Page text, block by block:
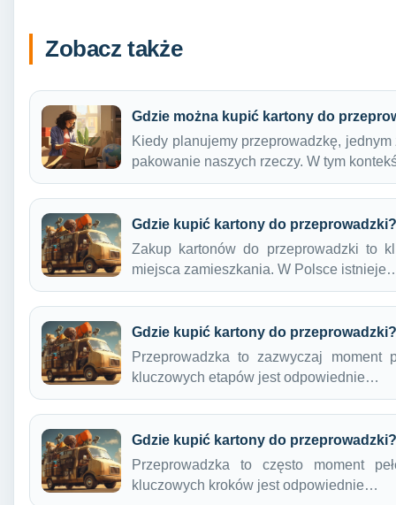
Zobacz także
Gdzie można kupić kartony do
Kiedy planujemy przeprowadzkę,
pakowanie naszych rzeczy. W tym
Gdzie kupić kartony do przeprowadzki?
Zakup kartonów do przeprowadzki to
miejsca zamieszkania. W Polsce
Gdzie kupić kartony do przeprowadzki?
Przeprowadzka to zazwyczaj
kluczowych etapów jest odpowiednie…
Gdzie kupić kartony do przeprowadzki?
Przeprowadzka to często moment
kluczowych kroków jest odpowiednie…